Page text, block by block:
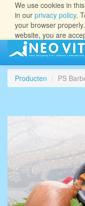
We use cookies in
in our privacy policy.
your browser
website, you are
Producten
PS